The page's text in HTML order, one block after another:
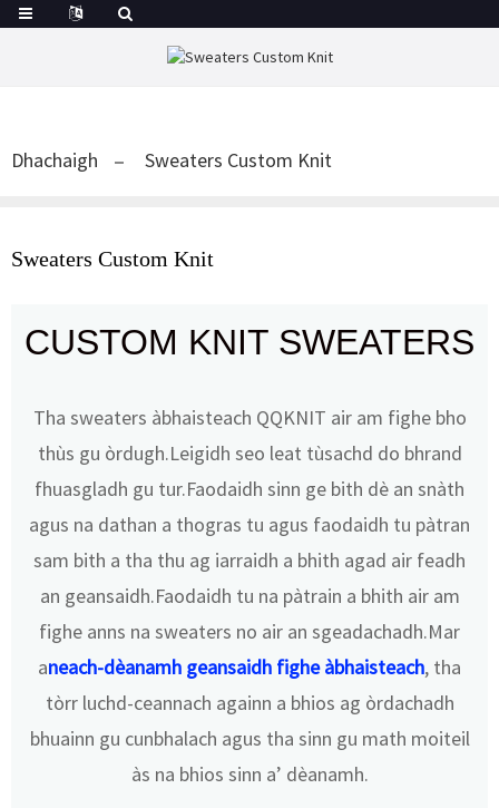
Dhachaigh Sweaters Custom Knit
Sweaters Custom Knit
CUSTOM KNIT SWEATERS
Tha sweaters àbhaisteach QQKNIT air am fighe bho
thùs gu òrdugh.Leigidh seo leat tùsachd do bhrand
fhuasgladh gu tur.Faodaidh sinn ge bith dè an snàth
agus na dathan a thogras tu agus faodaidh tu pàtran
sam bith a tha thu ag iarraidh a bhith agad air feadh
an geansaidh.Faodaidh tu na pàtrain a bhith air am
fighe anns na sweaters no air an sgeadachadh.Mar
aneach-dèanamh geansaidh fighe àbhaisteach, tha
tòrr luchd-ceannach againn a bhios ag òrdachadh
bhuainn gu cunbhalach agus tha sinn gu math moiteil
às na bhios sinn a’ dèanamh.